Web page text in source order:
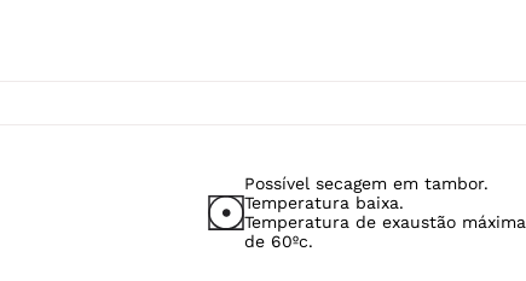
Possível secagem em tambor.
Temperatura baixa.
Temperatura de exaustão máxima
de 60ºc.